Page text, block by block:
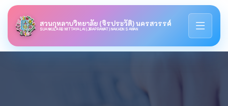
สวนกุหลาบวิทยาลัย (จิรประวัติ) นครสวรรค์
SUANKULARB WITTAYALAI (JIRAPRAWAT) NAKHON SAWAN